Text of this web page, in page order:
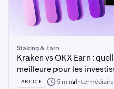
Staking & Earn
Kraken vs OKX Earn :
meilleure pour les
ARTICLE 5 min Intermédiaire